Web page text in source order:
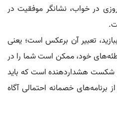
در خواب، نشانگر موفقیت در
تعبیر آن برعکس است؛ یعنی
خود، ممکن است شما را در
شکست هشداردهنده است که باید
برنامه‌های خصمانه احتمالی آگاه